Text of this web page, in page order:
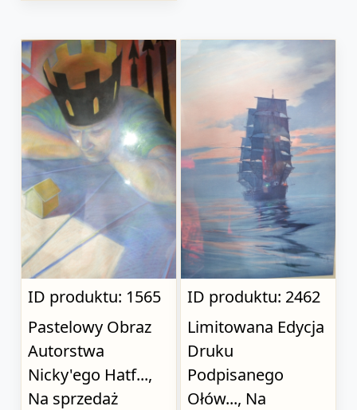
ID produktu: 1565
Pastelowy Obraz
Autorstwa
Nicky'ego Hatf...,
Na sprzedaż
ID produktu: 2462
Limitowana Edycja
Druku
Podpisanego
Ołów..., Na